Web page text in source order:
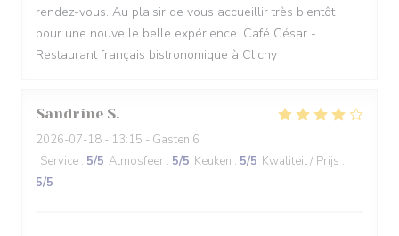
rendez-vous. Au plaisir de vous accueillir très bientôt
pour une nouvelle belle expérience. Café César -
Restaurant français bistronomique à Clichy
Sandrine S
2026-07-18 - 13:15 - Gasten 6
Service : 5/5 Atmosfeer : 5/5 Keuken : 5/5 Kwaliteit / Prijs :
5/5